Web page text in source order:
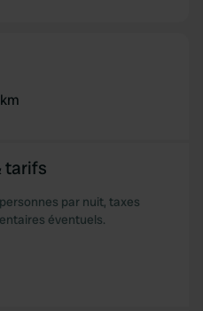
tarifs
par nuit, taxes
éventuels.